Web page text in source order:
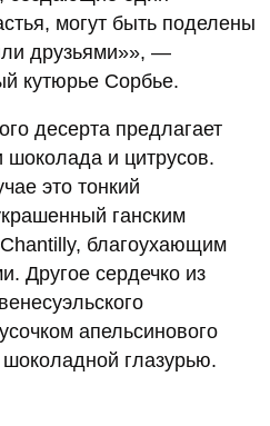
могут быть поделены
друзьями»», —
кутюрье Сорбье.
десерта предлагает
и цитрусов.
это тонкий
ганским
благоухающим
Другое сердечко из
апельсинового
глазурью.